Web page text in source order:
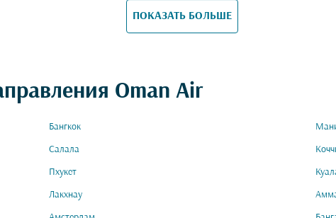
ПОКАЗАТЬ БОЛЬШЕ
Oman Air
Бангкок
Салала
Пхукет
Лакхнау